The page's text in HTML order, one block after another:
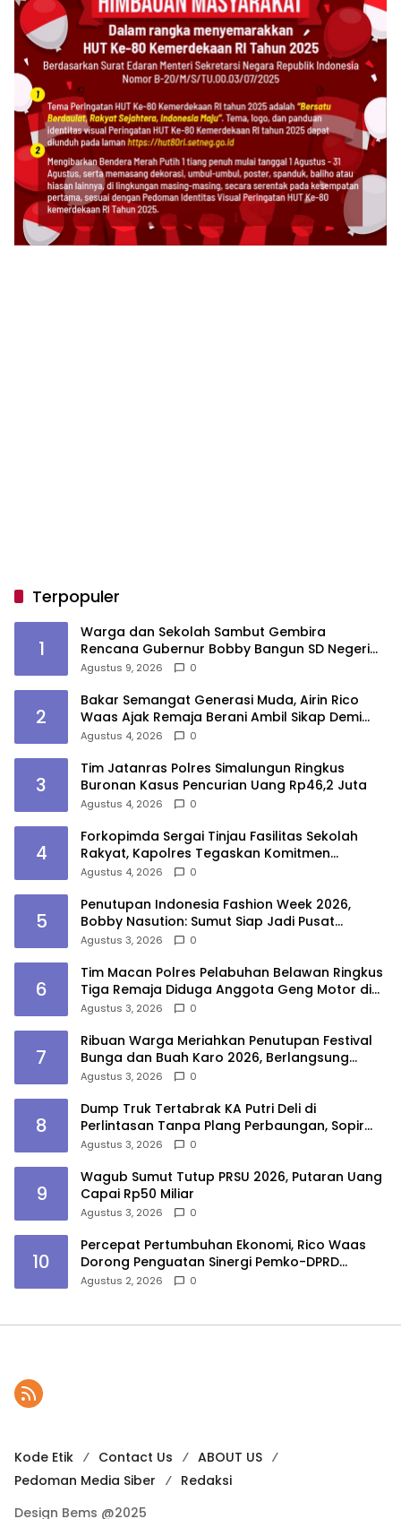
Terpopuler
1
Warga dan Sekolah Sambut Gembira
Rencana Gubernur Bobby Bangun SD Negeri
Lasara di Nias Utara
Agustus 9, 2026 0
2
Bakar Semangat Generasi Muda, Airin Rico
Waas Ajak Remaja Berani Ambil Sikap Demi
Masa Depan
Agustus 4, 2026 0
3
Tim Jatanras Polres Simalungun Ringkus
Buronan Kasus Pencurian Uang Rp46,2 Juta
Agustus 4, 2026 0
4
Forkopimda Sergai Tinjau Fasilitas Sekolah
Rakyat, Kapolres Tegaskan Komitmen
Ciptakan Lingkungan Belajar Aman dan
Agustus 4, 2026 0
5
Penutupan Indonesia Fashion Week 2026,
Bobby Nasution: Sumut Siap Jadi Pusat
Fashion Indonesia Lewat Wastra
Agustus 3, 2026 0
6
Tim Macan Polres Pelabuhan Belawan Ringkus
Tiga Remaja Diduga Anggota Geng Motor di
Marelan
Agustus 3, 2026 0
7
Ribuan Warga Meriahkan Penutupan Festival
Bunga dan Buah Karo 2026, Berlangsung
Aman di Bawah Pengamanan Gabungan
Agustus 3, 2026 0
8
Dump Truk Tertabrak KA Putri Deli di
Perlintasan Tanpa Plang Perbaungan, Sopir
Tewas
Agustus 3, 2026 0
9
Wagub Sumut Tutup PRSU 2026, Putaran Uang
Capai Rp50 Miliar
Agustus 3, 2026 0
10
Percepat Pertumbuhan Ekonomi, Rico Waas
Dorong Penguatan Sinergi Pemko-DPRD
Medan
Agustus 2, 2026 0
Kode Etik Contact Us
ABOUT US
Pedoman Media Siber
Redaksi
Design Bems @2025